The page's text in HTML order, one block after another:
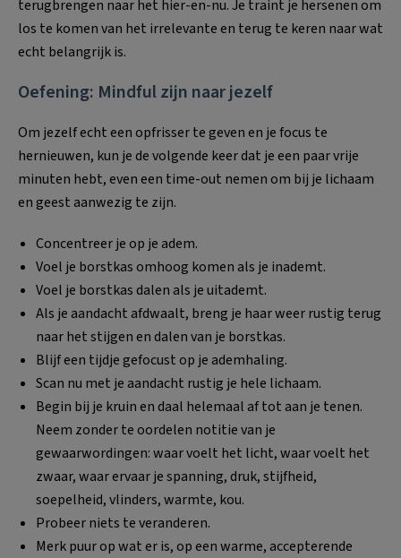
terugbrengen naar het hier-en-nu. Je traint je hersenen om
los te komen van het irrelevante en terug te keren naar wat
echt belangrijk is.
Oefening: Mindful zijn naar jezelf
Om jezelf echt een opfrisser te geven en je focus te
hernieuwen, kun je de volgende keer dat je een paar vrije
minuten hebt, even een time-out nemen om bij je lichaam
en geest aanwezig te zijn.
Concentreer je op je adem.
Voel je borstkas omhoog komen als je inademt.
Voel je borstkas dalen als je uitademt.
Als je aandacht afdwaalt, breng je haar weer rustig terug
naar het stijgen en dalen van je borstkas.
Blijf een tijdje gefocust op je ademhaling.
Scan nu met je aandacht rustig je hele lichaam.
Begin bij je kruin en daal helemaal af tot aan je tenen.
Neem zonder te oordelen notitie van je
gewaarwordingen: waar voelt het licht, waar voelt het
zwaar, waar ervaar je spanning, druk, stijfheid,
soepelheid, vlinders, warmte, kou.
Probeer niets te veranderen.
Merk puur op wat er is, op een warme, accepterende